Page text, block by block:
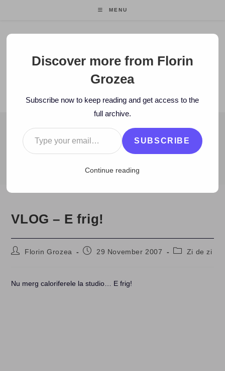
MENU
Florin Grozea
ENTREPRENEUR. FOUNDER/CEO MOCAPP.
BLOG
2007 > November > 29 > Zi de zi > VLOG – E frig!
VLOG – E frig!
PostFlorin Grozea
Post29 November 2007
PostZi de zi
Nu merg caloriferele la studio… E frig!
Discover more from Florin
Grozea
Subscribe now to keep reading and get access to the
full archive.
Type your email…
SUBSCRIBE
Continue reading